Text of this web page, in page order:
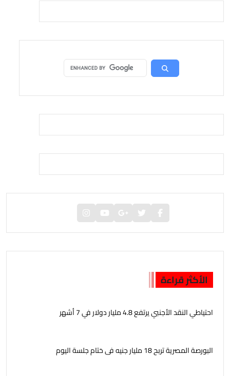
الأكثر قراءة
احتياطي النقد الأجنبي يرتفع 4.8 مليار دولار في 7 أشهر
البورصة المصرية تربح 18 مليار جنيه فى ختام جلسة اليوم